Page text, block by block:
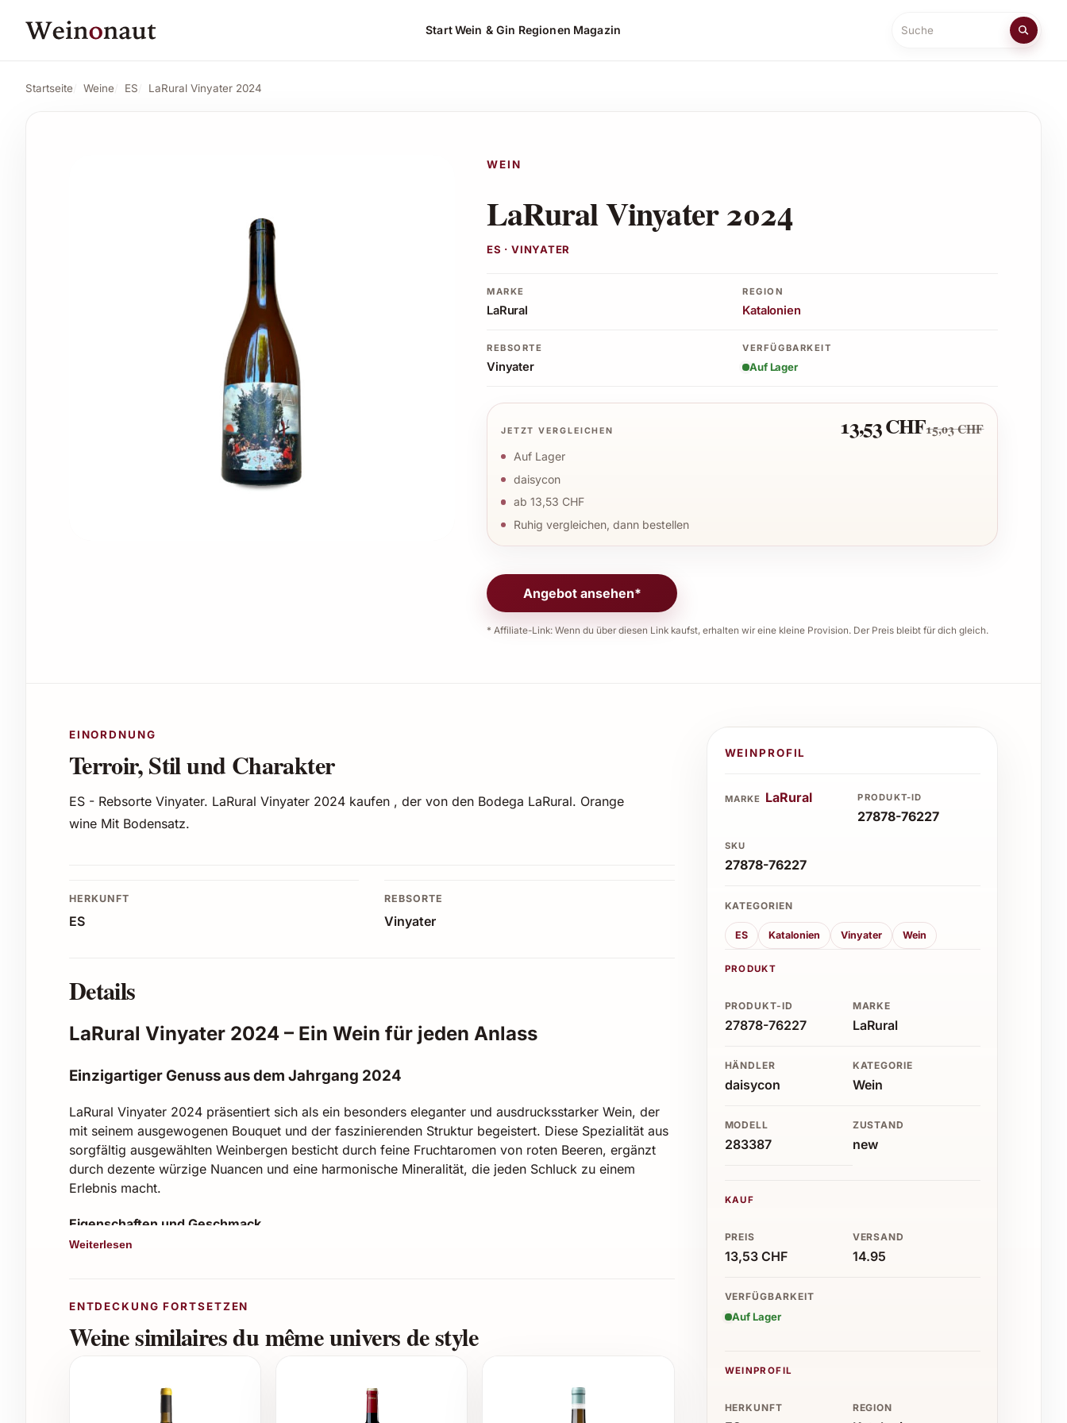
StartWein & Gin Regionen Magazin
Suche
Startseite Weine ES LaRural Vinyater 2024
LaRural Vinyater 2024
WEIN
LaRural Vinyater 2024
ES · VINYATER
MARKE
LaRural
REGION
Katalonien
REBSORTE
Vinyater
VERFÜGBARKEIT
Auf Lager
JETZT VERGLEICHEN 13,53 CHF15,03 CHF
Auf Lager
daisycon
ab 13,53 CHF
Ruhig vergleichen, dann bestellen
Angebot ansehen*
* Affiliate-Link: Wenn du über diesen Link kaufst, erhalten wir eine kleine Provision. Der Preis bleibt für dich gleich.
EINORDNUNG
Terroir, Stil und Charakter
ES - Rebsorte Vinyater. LaRural Vinyater 2024 kaufen , der von den Bodega LaRural. Orange
wine Mit Bodensatz.
HERKUNFT
ES
REBSORTE
Vinyater
Details
LaRural Vinyater 2024 – Ein Wein für jeden Anlass
Einzigartiger Genuss aus dem Jahrgang 2024
LaRural Vinyater 2024 präsentiert sich als ein besonders eleganter und ausdrucksstarker Wein, der
mit seinem ausgewogenen Bouquet und der faszinierenden Struktur begeistert. Diese Spezialität aus
sorgfältig ausgewählten Weinbergen besticht durch feine Fruchtaromen von roten Beeren, ergänzt
durch dezente würzige Nuancen und eine harmonische Mineralität, die jeden Schluck zu einem
Erlebnis macht.
Eigenschaften und Geschmack
Abgang: Langanhaltend und ausgewogen
Tipps für den Genuss und passende Anlässe
Weiterlesen
ENTDECKUNG FORTSETZEN
Weine similaires du même univers de style
WEINPROFIL
MARKE LaRural PRODUKT-ID
27878-76227
SKU
27878-76227
KATEGORIEN
ES Katalonien Vinyater Wein
PRODUKT
PRODUKT-ID
27878-76227
MARKE
LaRural
HÄNDLER
daisycon
KATEGORIE
Wein
MODELL
283387
ZUSTAND
new
KAUF
PREIS
13,53 CHF
VERSAND
14.95
VERFÜGBARKEIT
Auf Lager
WEINPROFIL
HERKUNFT REGION